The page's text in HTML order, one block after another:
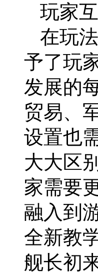
玩家
在玩
予了玩
发展的
贸易、
设置也
大大区
家需要
融入到
全新教
舰长初